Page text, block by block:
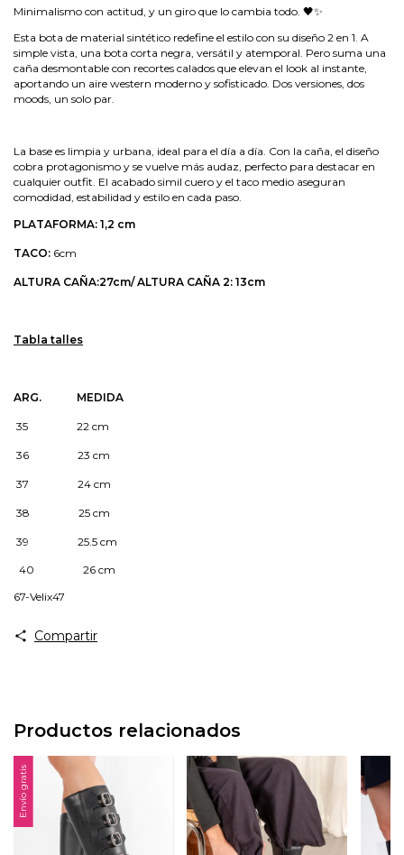
Minimalismo con actitud, y un giro que lo cambia todo. 🖤✨
Esta bota de material sintético redefine el estilo con su diseño 2 en 1. A
simple vista, una bota corta negra, versátil y atemporal. Pero suma una
caña desmontable con recortes calados que elevan el look al instante,
aportando un aire western moderno y sofisticado. Dos versiones, dos
moods, un solo par.
La base es limpia y urbana, ideal para el día a día. Con la caña, el diseño
cobra protagonismo y se vuelve más audaz, perfecto para destacar en
cualquier outfit. El acabado simil cuero y el taco medio aseguran
comodidad, estabilidad y estilo en cada paso.
PLATAFORMA: 1,2 cm
TACO: 6cm
ALTURA CAÑA:27cm/ ALTURA CAÑA 2: 13cm
Tabla talles
ARG. MEDIDA
35 22 cm
36 23 cm
37 24 cm
38 25 cm
39 25.5 cm
40 26 cm
67-Velix47
Compartir
Productos relacionados
Envío gratis